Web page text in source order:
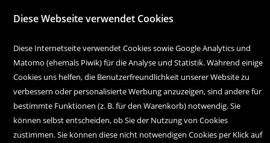
9.00 Uhr bis 18.30 Uhr
Samstag:
9.00 Uhr bis 17.00 Uhr
Diese Webseite verwendet Cookies
Diese Internetseite verwendet Cookies sowie Google Analytics und
Matomo (ehemals Piwik) für die Analyse und Statistik. Während einige
Cookies uns helfen, die Benutzerfreundlichkeit unserer Website zu
verbessern oder personalisierte Werbung anzuzeigen, sind andere für
bestimmte Funktionen (z. B. für den Warenkorb) notwendig. Sie
können selbst entscheiden, ob Sie der Nutzung von Cookies
zustimmen. Sie können diese nicht notwendigen Cookies per Klick auf